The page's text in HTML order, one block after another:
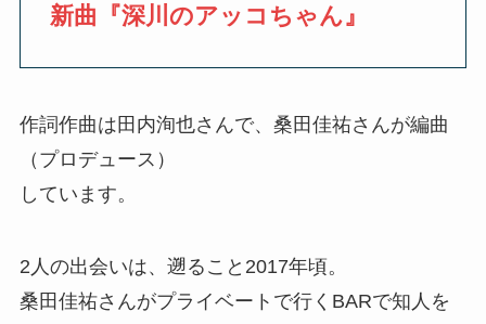
新曲『深川のアッコちゃん』
作詞作曲は田内洵也さんで、桑田佳祐さんが編曲
（プロデュース）
しています。
2人の出会いは、遡ること2017年頃。
桑田佳祐さんがプライベートで行くBARで知人を